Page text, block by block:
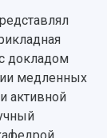
на
России и
докладом
медленных
активной